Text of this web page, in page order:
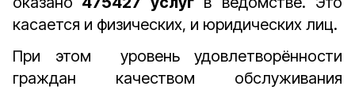
касается и физических, и юридических лиц.
При этом уровень удовлетворённости
граждан качеством обслуживания